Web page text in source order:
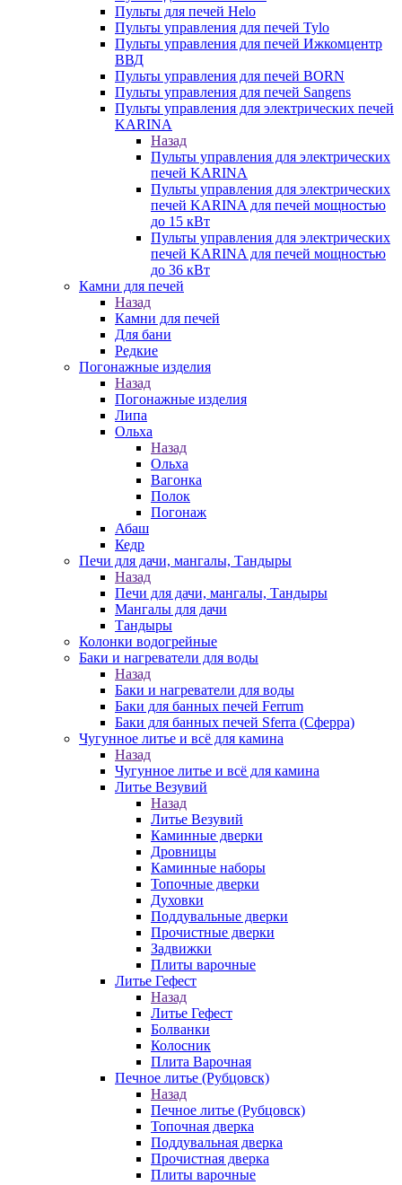
Пульты для печей Helo
Пульты управления для печей Tylo
Пульты управления для печей Ижкомцентр
ВВД
Пульты управления для печей BORN
Пульты управления для печей Sangens
Пульты управления для электрических печей
KARINA
Назад
Пульты управления для электрических
печей KARINA
Пульты управления для электрических
печей KARINA для печей мощностью
до 15 кВт
Пульты управления для электрических
печей KARINA для печей мощностью
до 36 кВт
Камни для печей
Назад
Камни для печей
Для бани
Редкие
Погонажные изделия
Назад
Погонажные изделия
Липа
Ольха
Назад
Ольха
Вагонка
Полок
Погонаж
Абаш
Кедр
Печи для дачи, мангалы, Тандыры
Назад
Печи для дачи, мангалы, Тандыры
Мангалы для дачи
Тандыры
Колонки водогрейные
Баки и нагреватели для воды
Назад
Баки и нагреватели для воды
Баки для банных печей Ferrum
Баки для банных печей Sferra (Сферра)
Чугунное литье и всё для камина
Назад
Чугунное литье и всё для камина
Литье Везувий
Назад
Литье Везувий
Каминные дверки
Дровницы
Каминные наборы
Топочные дверки
Духовки
Поддувальные дверки
Прочистные дверки
Задвижки
Плиты варочные
Литье Гефест
Назад
Литье Гефест
Болванки
Колосник
Плита Варочная
Печное литье (Рубцовск)
Назад
Печное литье (Рубцовск)
Топочная дверка
Поддувальная дверка
Прочистная дверка
Плиты варочные